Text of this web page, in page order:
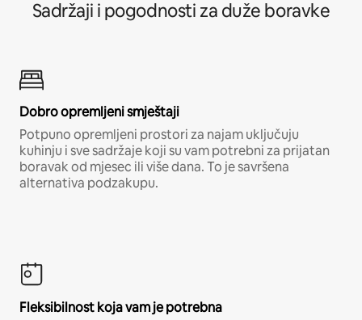
Sadržaji i pogodnosti za duže boravke
Dobro opremljeni smještaji
Potpuno opremljeni prostori za najam uključuju
kuhinju i sve sadržaje koji su vam potrebni za prijatan
boravak od mjesec ili više dana. To je savršena
alternativa podzakupu.
Fleksibilnost koja vam je potrebna